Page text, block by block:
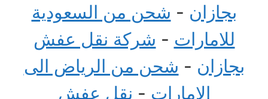
بجازان - شحن من السعودية
للامارات - شركة نقل عفش
بجازان - شحن من الرياض الى
الامارات - نقل عفش